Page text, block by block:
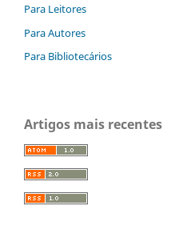
Para Leitores
Para Autores
Para Bibliotecários
Artigos mais recentes